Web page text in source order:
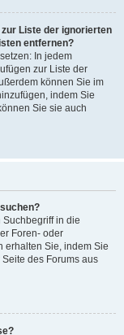
Liste der ignorierten
entfernen?
In jedem
zur Liste der
können Sie im
indem Sie
Sie sie auch
in die
Foren- oder
erhalten Sie, indem Sie
des Forums aus